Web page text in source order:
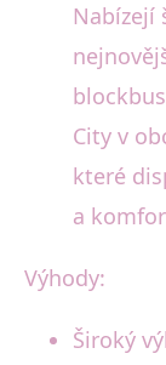
Nabízejí
City v
které
a
Výhody:
Široký